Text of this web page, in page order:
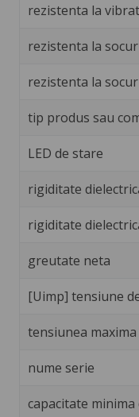
rezistenta la
rezistenta la
rezistenta la
tip produs sau
LED de stare
rigiditate
rigiditate
greutate neta
[Uimp] tensiune
tensiunea
nume serie
capacitate